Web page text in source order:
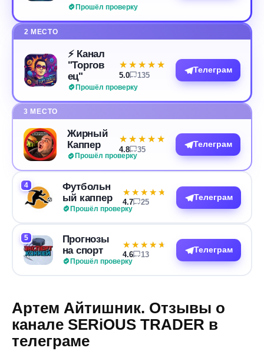
Прошёл проверку
2 МЕСТО
⚡️ Канал
"Торгов
ец"
Прошёл проверку
★★★★★
★★★★★
5.0 135
Телеграм
3 МЕСТО
Жирный
Каппер
Прошёл проверку
★★★★★
★★★★★
4.8 35
Телеграм
4
Футбольн
ый каппер
Прошёл проверку
★★★★★
★★★★★
4.7 25
Телеграм
5
Прогнозы
на спорт
Прошёл проверку
★★★★★
★★★★★
4.6 13
Телеграм
Артем Айтишник. Отзывы о
канале SERiOUS TRADER в
телеграме